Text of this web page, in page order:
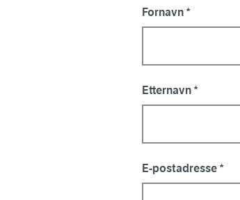
Fornavn
Etternavn
E-postadresse